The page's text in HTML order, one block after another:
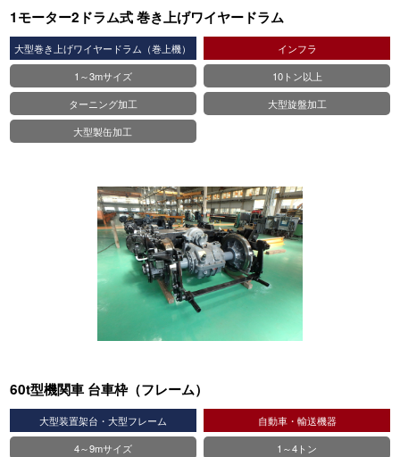
1モーター2ドラム式 巻き上げワイヤードラム
大型巻き上げワイヤードラム（巻上機）
インフラ
1～3mサイズ
10トン以上
ターニング加工
大型旋盤加工
大型製缶加工
60t型機関車 台車枠（フレーム）
大型装置架台・大型フレーム
自動車・輸送機器
4～9mサイズ
1～4トン